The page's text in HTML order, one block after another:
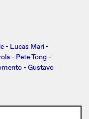
- Lucas Mari -
- Pete Tong -
- Gustavo